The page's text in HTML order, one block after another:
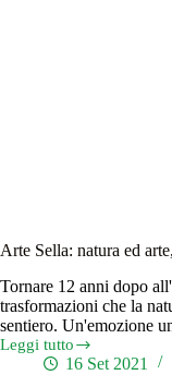
Arte Sella: natura ed
Tornare 12 anni dopo
trasformazioni che la
sentiero. Un'emozione
Leggi tutto
Arte
16 Set 2021